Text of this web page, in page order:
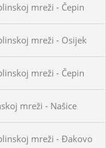
mreži - Čepin
mreži - Osijek
mreži - Čepin
mreži - Našice
mreži - Đakovo